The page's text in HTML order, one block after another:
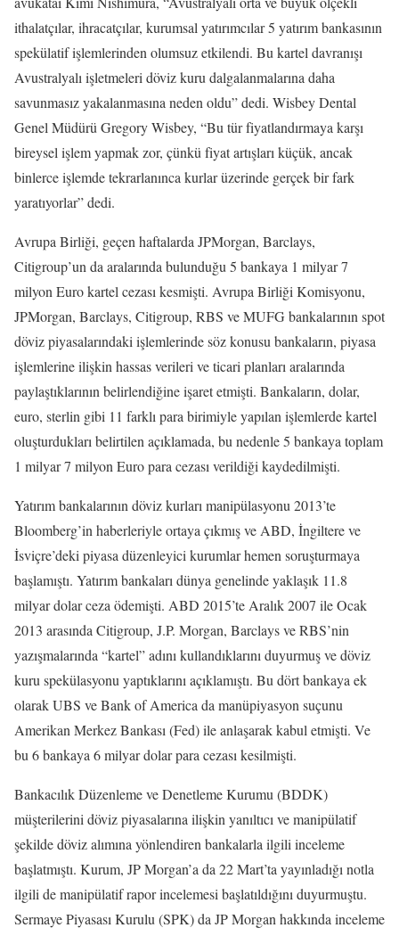
ithalatçılar, ihracatçılar, kurumsal yatırımcılar 5 yatırım bankasının
spekülatif işlemlerinden olumsuz etkilendi. Bu kartel davranışı
Avustralyalı işletmeleri döviz kuru dalgalanmalarına daha
savunmasız yakalanmasına neden oldu” dedi. Wisbey Dental
Genel Müdürü Gregory Wisbey, “Bu tür fiyatlandırmaya karşı
bireysel işlem yapmak zor, çünkü fiyat artışları küçük, ancak
binlerce işlemde tekrarlanınca kurlar üzerinde gerçek bir fark
yaratıyorlar” dedi.
Avrupa Birliği, geçen haftalarda JPMorgan, Barclays,
Citigroup’un da aralarında bulunduğu 5 bankaya 1 milyar 7
milyon Euro kartel cezası kesmişti. Avrupa Birliği Komisyonu,
JPMorgan, Barclays, Citigroup, RBS ve MUFG bankalarının spot
döviz piyasalarındaki işlemlerinde söz konusu bankaların, piyasa
işlemlerine ilişkin hassas verileri ve ticari planları aralarında
paylaştıklarının belirlendiğine işaret etmişti. Bankaların, dolar,
euro, sterlin gibi 11 farklı para birimiyle yapılan işlemlerde kartel
oluşturdukları belirtilen açıklamada, bu nedenle 5 bankaya toplam
1 milyar 7 milyon Euro para cezası verildiği kaydedilmişti.
Yatırım bankalarının döviz kurları manipülasyonu 2013’te
Bloomberg’in haberleriyle ortaya çıkmış ve ABD, İngiltere ve
İsviçre’deki piyasa düzenleyici kurumlar hemen soruşturmaya
başlamıştı. Yatırım bankaları dünya genelinde yaklaşık 11.8
milyar dolar ceza ödemişti. ABD 2015’te Aralık 2007 ile Ocak
2013 arasında Citigroup, J.P. Morgan, Barclays ve RBS’nin
yazışmalarında “kartel” adını kullandıklarını duyurmuş ve döviz
kuru spekülasyonu yaptıklarını açıklamıştı. Bu dört bankaya ek
olarak UBS ve Bank of America da manüpiyasyon suçunu
Amerikan Merkez Bankası (Fed) ile anlaşarak kabul etmişti. Ve
bu 6 bankaya 6 milyar dolar para cezası kesilmişti.
Bankacılık Düzenleme ve Denetleme Kurumu (BDDK)
müşterilerini döviz piyasalarına ilişkin yanıltıcı ve manipülatif
şekilde döviz alımına yönlendiren bankalarla ilgili inceleme
başlatmıştı. Kurum, JP Morgan’a da 22 Mart’ta yayınladığı notla
ilgili de manipülatif rapor incelemesi başlatıldığını duyurmuştu.
Sermaye Piyasası Kurulu (SPK) da JP Morgan hakkında inceleme